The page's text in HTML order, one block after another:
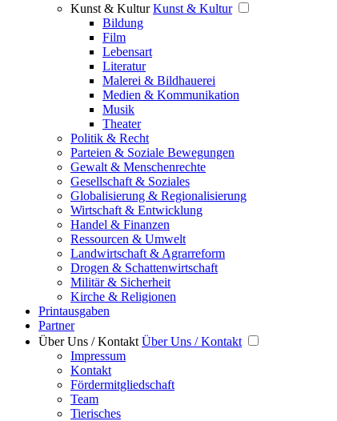
Kunst & Kultur Kunst & Kultur
Bildung
Film
Lebensart
Literatur
Malerei & Bildhauerei
Medien & Kommunikation
Musik
Theater
Politik & Recht
Parteien & Soziale Bewegungen
Gewalt & Menschenrechte
Gesellschaft & Soziales
Globalisierung & Regionalisierung
Wirtschaft & Entwicklung
Handel & Finanzen
Ressourcen & Umwelt
Landwirtschaft & Agrarreform
Drogen & Schattenwirtschaft
Militär & Sicherheit
Kirche & Religionen
Printausgaben
Partner
Über Uns / Kontakt Über Uns / Kontakt
Impressum
Kontakt
Fördermitgliedschaft
Team
Tierisches